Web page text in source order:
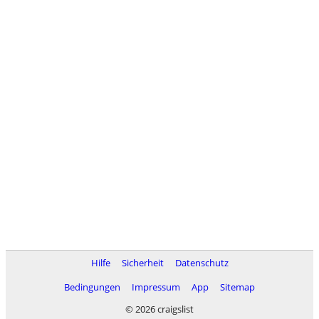
Hilfe Sicherheit
Datenschutz
Bedingungen
Impressum App
Sitemap
© 2026 craigslist